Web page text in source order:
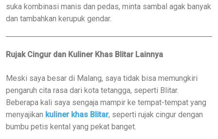
suka kombinasi manis dan pedas, minta sambal agak banyak
dan tambahkan kerupuk gendar.
Rujak Cingur dan Kuliner Khas Blitar Lainnya
Meski saya besar di Malang, saya tidak bisa memungkiri
pengaruh cita rasa dari kota tetangga, seperti Blitar.
Beberapa kali saya sengaja mampir ke tempat-tempat yang
menyajikan kuliner khas Blitar, seperti rujak cingur dengan
bumbu petis kental yang pekat banget.